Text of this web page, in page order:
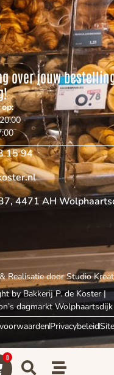
over jouw
15 94
4471 AH
by Bakkerij P. de Koster|
dagmarkt Wolphaartsdijk
Realisatie doorStudio
Privacybeleid
0